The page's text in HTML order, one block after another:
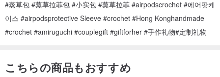
#蒸草包 #蒸草拉菲包 #小实包 #蒸草拉菲 #airpodscrochet #에어팟케
이스 #airpodsprotective Sleeve #crochet #Hong Konghandmade
#crochet #amiruguchi #couplegift #giftforher #手作礼物#定制礼物
こちらの商品もおすすめ